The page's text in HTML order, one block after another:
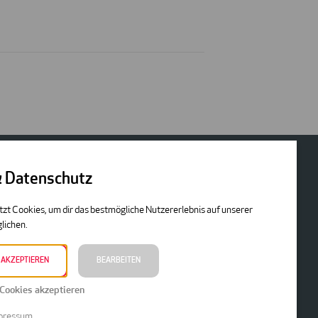
GmbH
Gasse 4
Datenschutz
Cookies, um dir das bestmögliche Nutzererlebnis auf unserer
BEARBEITEN
akzeptieren